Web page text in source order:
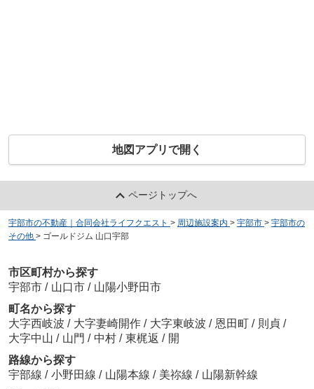
地図アプリで開く
ページトップへ
宇部市の不動産｜合同会社ライフクエスト > 周辺施設案内 > 宇部市 > 宇部市の
その他 > ゴールドジム 山口宇部
市区町村から探す
宇部市 / 山口市 / 山陽小野田市
町名から探す
大字西岐波 / 大字妻崎開作 / 大字東岐波 / 恩田町 / 則貞 /
大字中山 / 山門 / 中村 / 東梶返 / 開
路線から探す
宇部線 / 小野田線 / 山陽本線 / 美祢線 / 山陽新幹線